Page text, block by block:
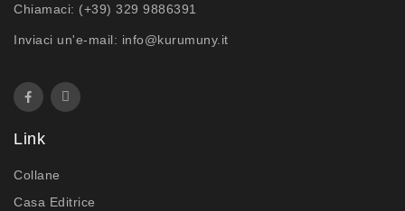
Chiamaci: (+39) 329 9886391
Inviaci un'e-mail: info@kurumuny.it
Link
Collane
Casa Editrice